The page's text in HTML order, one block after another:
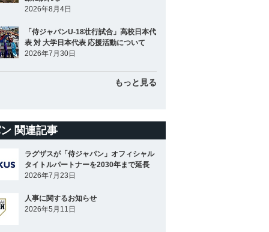
2026年8月4日
「侍ジャパンU-18壮行試合」高校日本代
表 対 大学日本代表 応援活動について
2026年7月30日
もっと見る
関連記事
ラグザスが「侍ジャパン」オフィシャル
タイトルパートナーを2030年まで延長
2026年7月23日
人事に関するお知らせ
2026年5月11日